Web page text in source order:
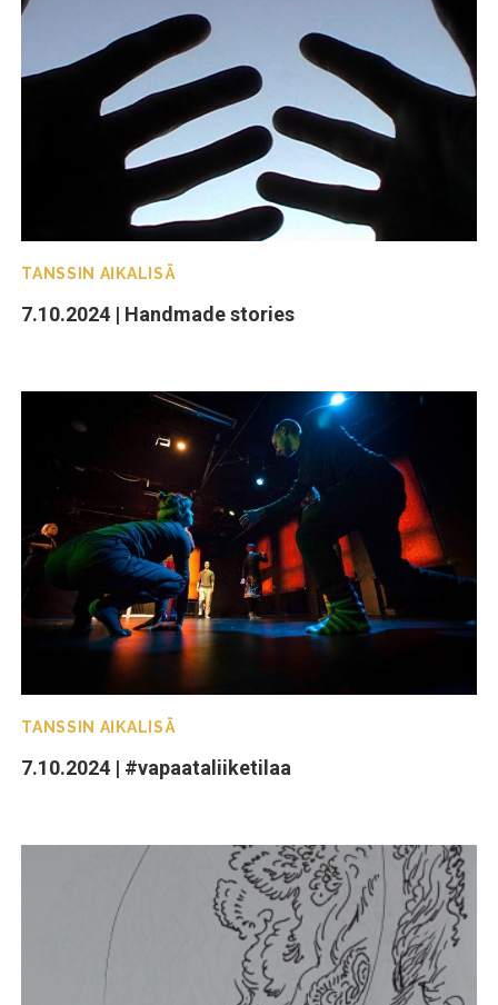
TANSSIN AIKALISÄ
7.10.2024 | Handmade stories
TANSSIN AIKALISÄ
7.10.2024 | #vapaataliiketilaa